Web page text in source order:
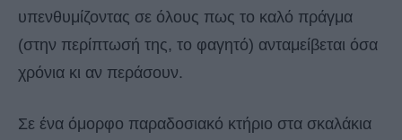
υπενθυμίζοντας σε όλους πως το καλό πράγμα
(στην περίπτωσή της, το φαγητό) ανταμείβεται όσα
χρόνια κι αν περάσουν.
Σε ένα όμορφο παραδοσιακό κτήριο στα σκαλάκια